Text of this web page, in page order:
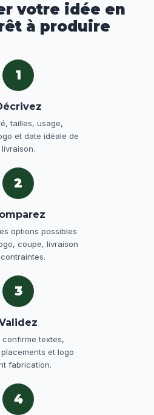
votre idée en
à produire
1
tailles, usage,
et date idéale de
livraison.
2
options possibles
coupe, livraison
3
confirme textes,
et logo
fabrication.
4